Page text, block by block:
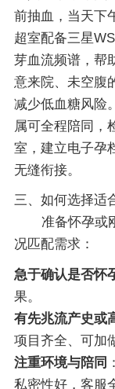
前抽血，当天下
超室配备三星
芽血流频谱，帮
意来院、未空腹
减少低血糖风险
属可全程陪同，
室，建立电子孕
无缝衔接。
三、如何选择适
准备怀孕或
况匹配需求：
急于确认是否怀
果。
有先兆流产史或
项目齐全、可加
注重环境与陪同
私密性好，客服